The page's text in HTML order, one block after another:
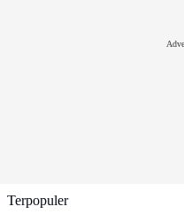
Terpopuler